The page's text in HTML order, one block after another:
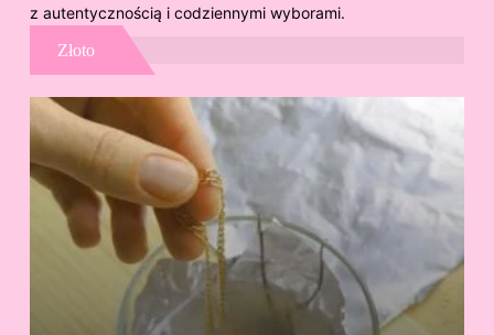
z autentycznością i codziennymi wyborami.
Złoto